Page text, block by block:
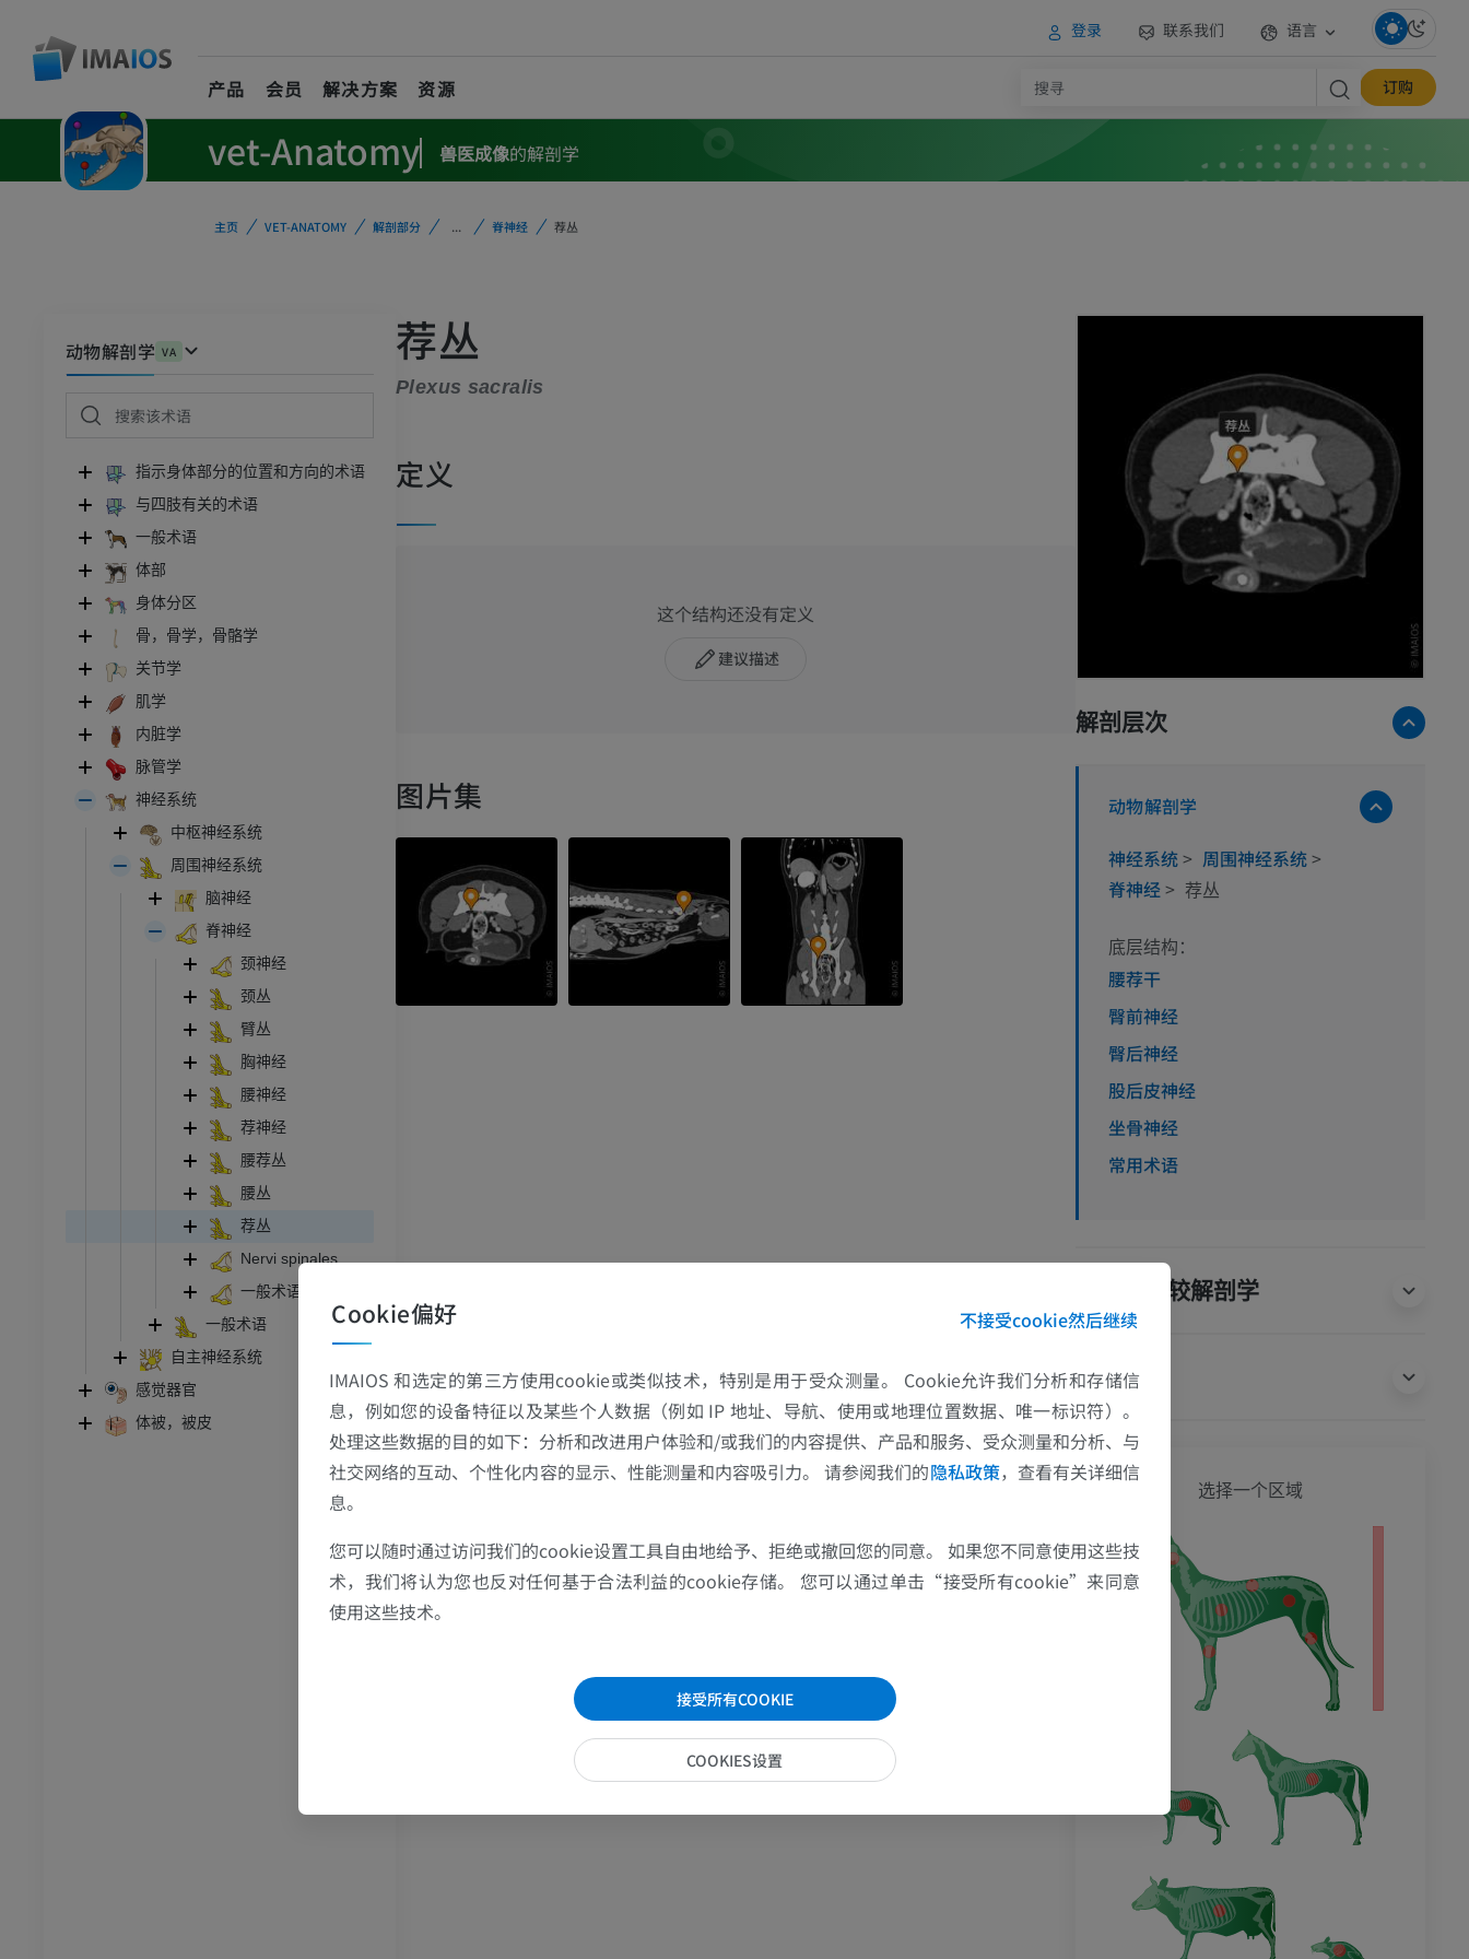
登录 联系我们 语言
产品 会员 解决方案 资源 订购
vet-Anatomy 兽医成像的解剖学
主页 VET-ANATOMY 解剖部分 ... 脊神经 荐丛
动物解剖学 VA
指示身体部分的位置和方向的术语
与四肢有关的术语
一般术语
体部
身体分区
骨，骨学，骨骼学
关节学
肌学
内脏学
脉管学
神经系统
中枢神经系统
周围神经系统
脑神经
脊神经
颈神经
颈丛
臂丛
胸神经
腰神经
荐神经
腰荐丛
腰丛
荐丛
Nervi spinales
一般术语
一般术语
自主神经系统
感觉器官
体被，被皮
荐丛
Plexus sacralis
定义
这个结构还没有定义
建议描述
图片集
解剖层次
动物解剖学
神经系统> 周围神经系统>
脊神经> 荐丛
底层结构：
腰荐干
臀前神经
臀后神经
股后皮神经
坐骨神经
常用术语
人類的比较解剖学
翻译
牛：一般解剖学
马
马 - 骨学
插画
放射影像学
免費
马腕骨
计算机体层摄影
老鼠
老鼠-全身
计算机体层摄影
选择一个区域
Cookie偏好 不接受cookie然后继续
IMAIOS 和选定的第三方使用cookie或类似技术，特别是用于受众测量。 Cookie允许我们分析和存储信
息，例如您的设备特征以及某些个人数据（例如 IP 地址、导航、使用或地理位置数据、唯一标识符）。
处理这些数据的目的如下：分析和改进用户体验和/或我们的内容提供、产品和服务、受众测量和分析、与
社交网络的互动、个性化内容的显示、性能测量和内容吸引力。 请参阅我们的隐私政策，查看有关详细信
息。
您可以随时通过访问我们的cookie设置工具自由地给予、拒绝或撤回您的同意。 如果您不同意使用这些技
术，我们将认为您也反对任何基于合法利益的cookie存储。 您可以通过单击“接受所有cookie”来同意
使用这些技术。
接受所有COOKIE
COOKIES设置